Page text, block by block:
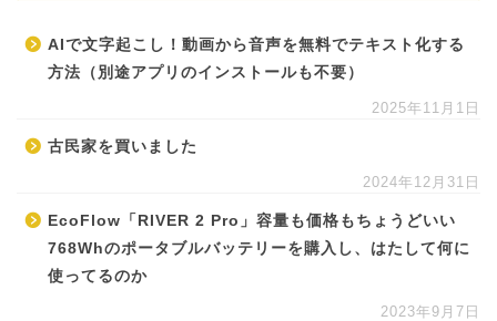
AIで文字起こし！動画から音声を無料でテキスト化する
方法（別途アプリのインストールも不要）
2025年11月1日
古民家を買いました
2024年12月31日
EcoFlow「RIVER 2 Pro」容量も価格もちょうどいい
768Whのポータブルバッテリーを購入し、はたして何に
使ってるのか
2023年9月7日